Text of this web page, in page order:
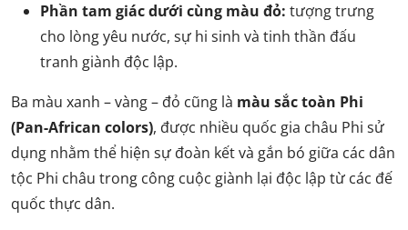
Phần tam giác dưới cùng màu đỏ: tượng trưng
cho lòng yêu nước, sự hi sinh và tinh thần đấu
tranh giành độc lập.
Ba màu xanh – vàng – đỏ cũng là màu sắc toàn Phi
(Pan-African colors), được nhiều quốc gia châu Phi sử
dụng nhằm thể hiện sự đoàn kết và gắn bó giữa các dân
tộc Phi châu trong công cuộc giành lại độc lập từ các đế
quốc thực dân.